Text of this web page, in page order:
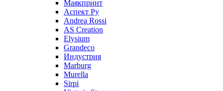
Маякпринт
Аспект Ру
Andrea Rossi
AS Creation
Elysium
Grandeco
Индустрия
Marburg
Murella
Sirpi